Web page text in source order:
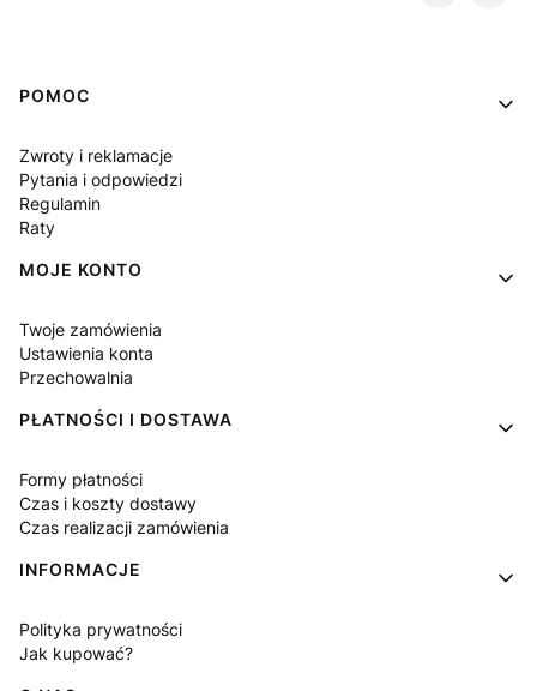
Linki w stopce
POMOC
Zwroty i reklamacje
Pytania i odpowiedzi
Regulamin
Raty
MOJE KONTO
Twoje zamówienia
Ustawienia konta
Przechowalnia
PŁATNOŚCI I DOSTAWA
Formy płatności
Czas i koszty dostawy
Czas realizacji zamówienia
INFORMACJE
Polityka prywatności
Jak kupować?